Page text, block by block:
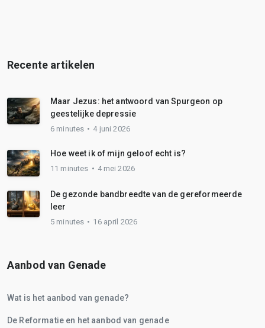
Recente artikelen
Maar Jezus: het antwoord van Spurgeon op
geestelijke depressie
6 minutes 4 juni 2026
Hoe weet ik of mijn geloof echt is?
11 minutes 4 mei 2026
De gezonde bandbreedte van de gereformeerde
leer
5 minutes 16 april 2026
Aanbod van Genade
Wat is het aanbod van genade?
De Reformatie en het aanbod van genade